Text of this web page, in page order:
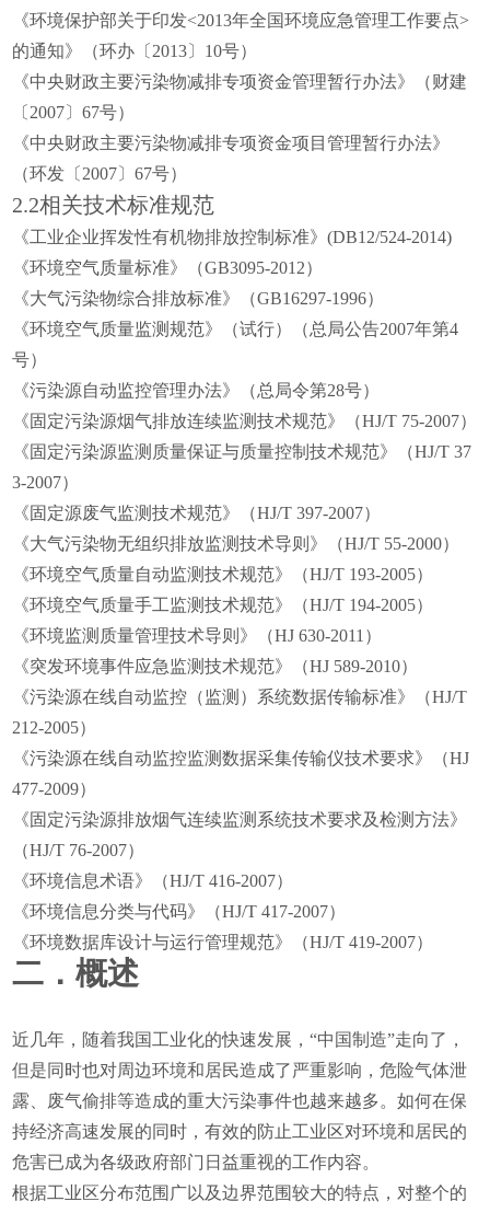
《环境保护部关于印发<2013年全国环境应急管理工作要点>
的通知》（环办〔2013〕10号）
《中央财政主要污染物减排专项资金管理暂行办法》（财建
〔2007〕67号）
《中央财政主要污染物减排专项资金项目管理暂行办法》
（环发〔2007〕67号）
2.2相关技术标准规范
《工业企业挥发性有机物排放控制标准》(DB12/524-2014)
《环境空气质量标准》（GB3095-2012）
《大气污染物综合排放标准》（GB16297-1996）
《环境空气质量监测规范》（试行）（总局公告2007年第4
号）
《污染源自动监控管理办法》（总局令第28号）
《固定污染源烟气排放连续监测技术规范》（HJ/T 75-2007）
《固定污染源监测质量保证与质量控制技术规范》（HJ/T 37
3-2007）
《固定源废气监测技术规范》（HJ/T 397-2007）
《大气污染物无组织排放监测技术导则》（HJ/T 55-2000）
《环境空气质量自动监测技术规范》（HJ/T 193-2005）
《环境空气质量手工监测技术规范》（HJ/T 194-2005）
《环境监测质量管理技术导则》（HJ 630-2011）
《突发环境事件应急监测技术规范》（HJ 589-2010）
《污染源在线自动监控（监测）系统数据传输标准》（HJ/T
212-2005）
《污染源在线自动监控监测数据采集传输仪技术要求》（HJ
477-2009）
《固定污染源排放烟气连续监测系统技术要求及检测方法》
（HJ/T 76-2007）
《环境信息术语》（HJ/T 416-2007）
《环境信息分类与代码》（HJ/T 417-2007）
《环境数据库设计与运行管理规范》（HJ/T 419-2007）
二．概述
近几年，随着我国工业化的快速发展，“中国制造”走向了，
但是同时也对周边环境和居民造成了严重影响，危险气体泄
露、废气偷排等造成的重大污染事件也越来越多。如何在保
持经济高速发展的同时，有效的防止工业区对环境和居民的
危害已成为各级政府部门日益重视的工作内容。
根据工业区分布范围广以及边界范围较大的特点，对整个的